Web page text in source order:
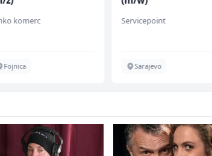
komerc
Fojnica
Servicepoint
Sarajevo